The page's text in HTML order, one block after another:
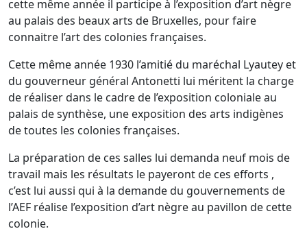
cette même année il participe à l’exposition d’art nègre
au palais des beaux arts de Bruxelles, pour faire
connaitre l’art des colonies françaises.
Cette même année 1930 l’amitié du maréchal Lyautey et
du gouverneur général Antonetti lui méritent la charge
de réaliser dans le cadre de l’exposition coloniale au
palais de synthèse, une exposition des arts indigènes
de toutes les colonies françaises.
La préparation de ces salles lui demanda neuf mois de
travail mais les résultats le payeront de ces efforts ,
c’est lui aussi qui à la demande du gouvernements de
l’AEF réalise l’exposition d’art nègre au pavillon de cette
colonie.